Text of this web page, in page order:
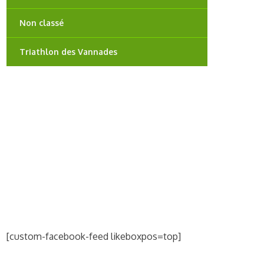
Non classé
Triathlon des Vannades
[custom-facebook-feed likeboxpos=top]